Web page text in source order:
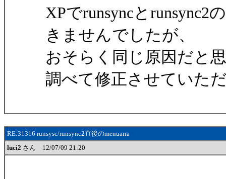
XPでrunsyncと
きませんでしたが、
おそらく同じ原因だと
調べて修正させていた
RE:31316 runsysc/runsync2直後のmenuarra
luci2 さん 12/07/09 21:20